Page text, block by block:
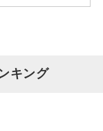
キング